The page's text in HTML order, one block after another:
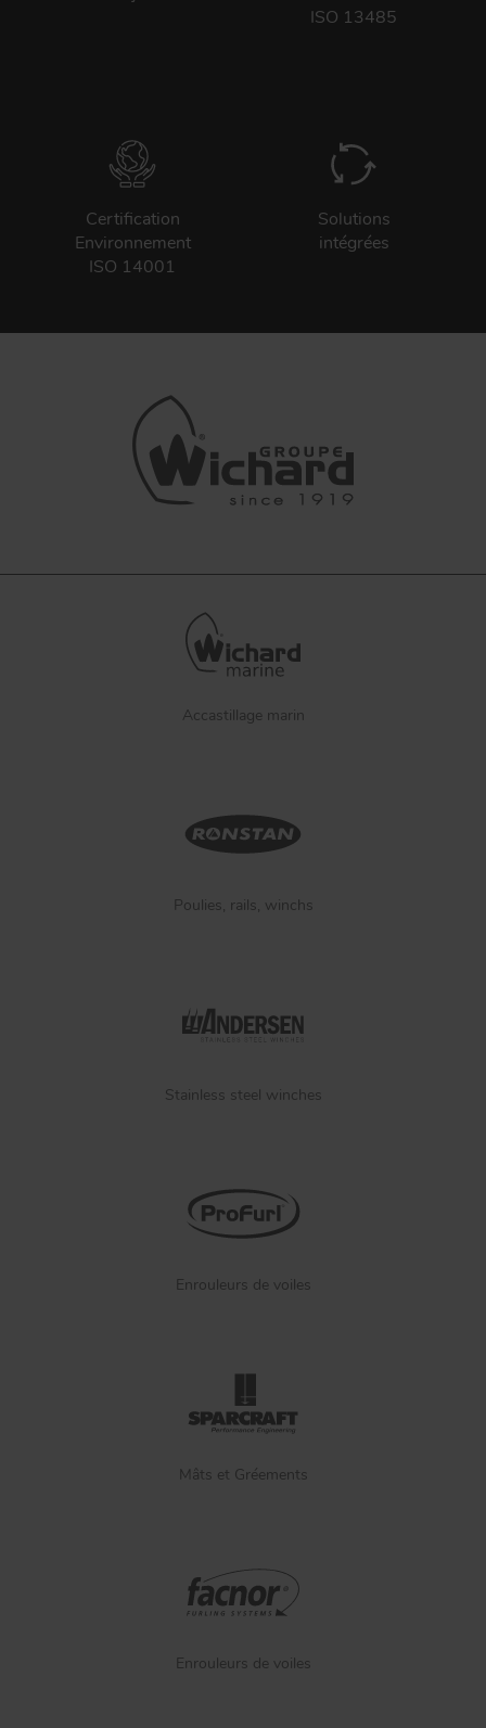
ISO 13485
Certification
Environnement
ISO 14001
Solutions
intégrées
Accastillage marin
Poulies, rails, winchs
Stainless steel winches
Enrouleurs de voiles
Mâts et Gréements
Enrouleurs de voiles